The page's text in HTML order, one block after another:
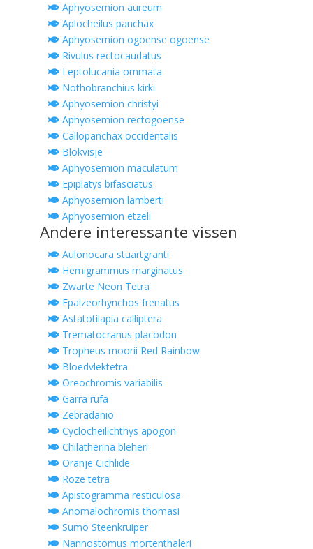
Aphyosemion aureum
Aplocheilus panchax
Aphyosemion ogoense ogoense
Rivulus rectocaudatus
Leptolucania ommata
Nothobranchius kirki
Aphyosemion christyi
Aphyosemion rectogoense
Callopanchax occidentalis
Blokvisje
Aphyosemion maculatum
Epiplatys bifasciatus
Aphyosemion lamberti
Aphyosemion etzeli
Andere interessante vissen
Aulonocara stuartgranti
Hemigrammus marginatus
Zwarte Neon Tetra
Epalzeorhynchos frenatus
Astatotilapia calliptera
Trematocranus placodon
Tropheus moorii Red Rainbow
Bloedvlektetra
Oreochromis variabilis
Garra rufa
Zebradanio
Cyclocheilichthys apogon
Chilatherina bleheri
Oranje Cichlide
Roze tetra
Apistogramma resticulosa
Anomalochromis thomasi
Sumo Steenkruiper
Nannostomus mortenthaleri